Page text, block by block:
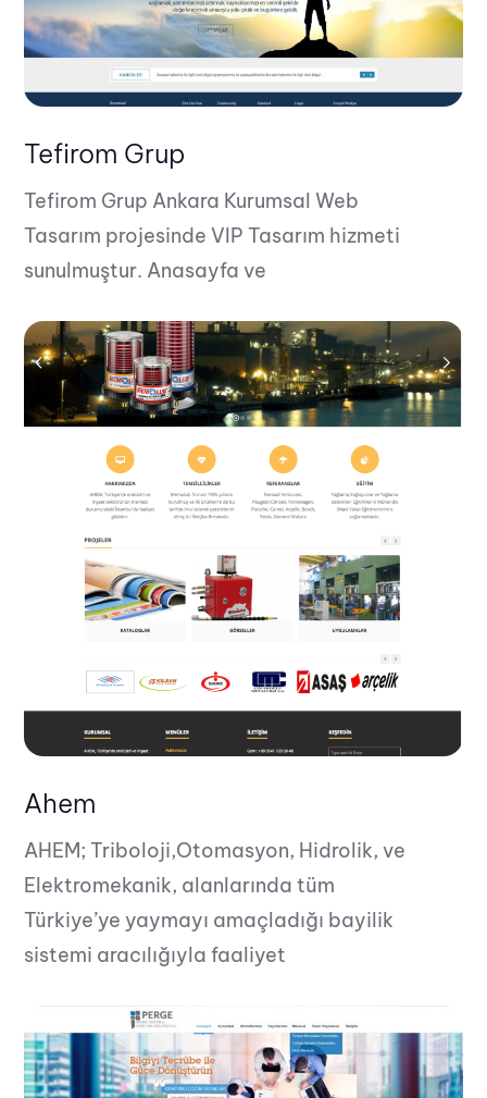
Tefirom Grup
Tefirom Grup Ankara Kurumsal Web
Tasarım projesinde VIP Tasarım hizmeti
sunulmuştur. Anasayfa ve
Ahem
AHEM; Triboloji,Otomasyon, Hidrolik, ve
Elektromekanik, alanlarında tüm
Türkiye’ye yaymayı amaçladığı bayilik
sistemi aracılığıyla faaliyet